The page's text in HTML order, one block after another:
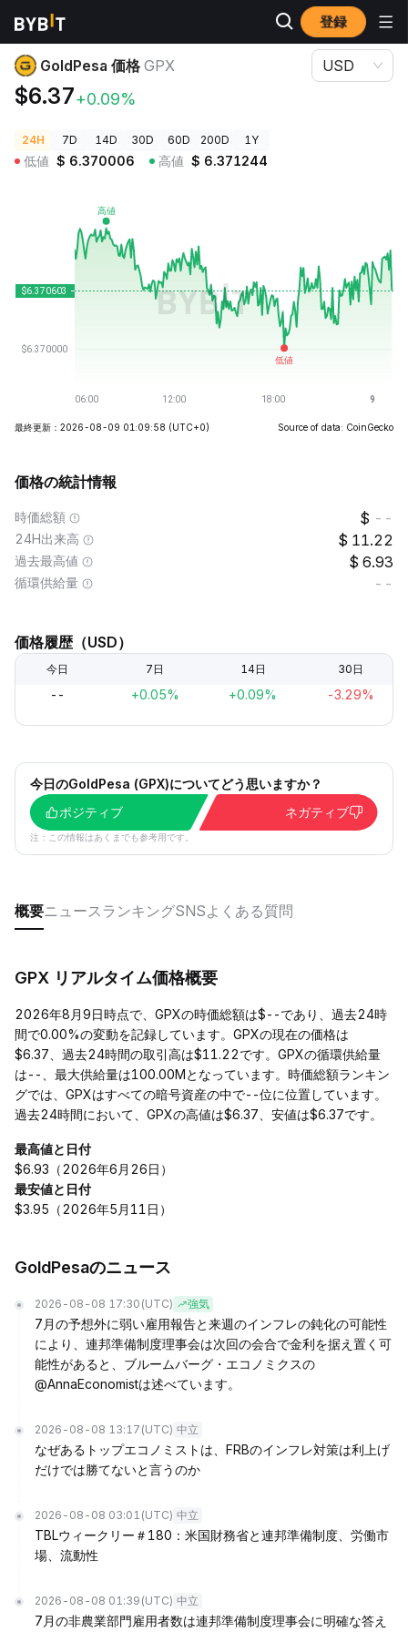
登録
暗号資産価格
GoldPesa 価格 GPX
$6.37+0.09%
USD
24H 7D 14D 30D 60D 200D 1Y
低値 $ 6.370006 高値 $ 6.371244
最終更新：2026-08-09 01:09:58 (UTC+0) Source of data: CoinGecko
価格の統計情報
時価総額 --
24H出来高 11.22
過去最高値 6.93
循環供給量 --
価格履歴（USD）
今日 7日 14日 30日
-- +0.05% +0.09% -3.29%
今日のGoldPesa (GPX)についてどう思いますか？
ポジティブ
ネガティブ
注：この情報はあくまでも参考用です。
概要ニュース ランキングSNSよくある質問
GPX リアルタイム価格概要
2026年8月9日時点で、GPXの時価総額は$--であり、過去24時
間で0.00%の変動を記録しています。GPXの現在の価格は
$6.37、過去24時間の取引高は$11.22です。GPXの循環供給量
は--、最大供給量は100.00Mとなっています。時価総額ランキン
グでは、GPXはすべての暗号資産の中で--位に位置しています。
過去24時間において、GPXの高値は$6.37、安値は$6.37です。
最高値と日付
$6.93（2026年6月26日）
最安値と日付
$3.95（2026年5月11日）
GoldPesaのニュース
2026-08-08 17:30 (UTC) 強気
7月の予想外に弱い雇用報告と来週のインフレの鈍化の可能性
により、連邦準備制度理事会は次回の会合で金利を据え置く可
能性があると、ブルームバーグ・エコノミクスの
@AnnaEconomistは述べています。
2026-08-08 13:17 (UTC) 中立
なぜあるトップエコノミストは、FRBのインフレ対策は利上げ
だけでは勝てないと言うのか
2026-08-08 03:01 (UTC) 中立
TBLウィークリー＃180：米国財務省と連邦準備制度、労働市
場、流動性
2026-08-08 01:39 (UTC) 中立
7月の非農業部門雇用者数は連邦準備制度理事会に明確な答え